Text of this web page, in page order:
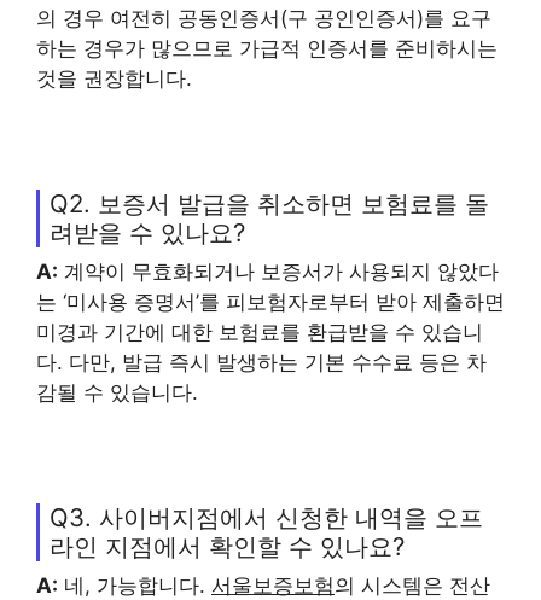
의 경우 여전히 공동인증서(구 공인인증서)를 요구
하는 경우가 많으므로 가급적 인증서를 준비하시는
것을 권장합니다.
Q2. 보증서 발급을 취소하면 보험료를 돌
려받을 수 있나요?
A: 계약이 무효화되거나 보증서가 사용되지 않았다
는 ‘미사용 증명서’를 피보험자로부터 받아 제출하면
미경과 기간에 대한 보험료를 환급받을 수 있습니
다. 다만, 발급 즉시 발생하는 기본 수수료 등은 차
감될 수 있습니다.
Q3. 사이버지점에서 신청한 내역을 오프
라인 지점에서 확인할 수 있나요?
A: 네, 가능합니다. 서울보증보험의 시스템은 전산